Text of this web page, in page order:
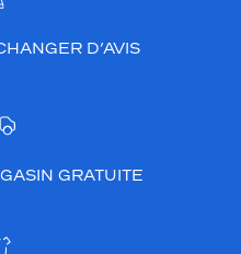
D’AVIS
GRATUITE